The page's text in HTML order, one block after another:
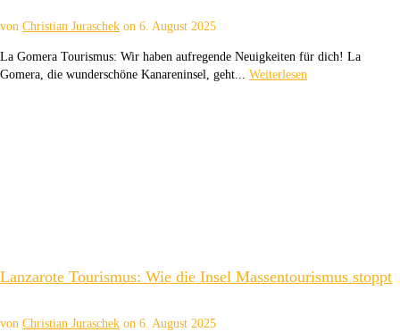
von Christian Juraschek on 6. August 2025
La Gomera Tourismus: Wir haben aufregende Neuigkeiten für dich! La
Gomera, die wunderschöne Kanareninsel, geht... Weiterlesen
Lanzarote Tourismus: Wie die Insel Massentourismus stoppt
von Christian Juraschek on 6. August 2025